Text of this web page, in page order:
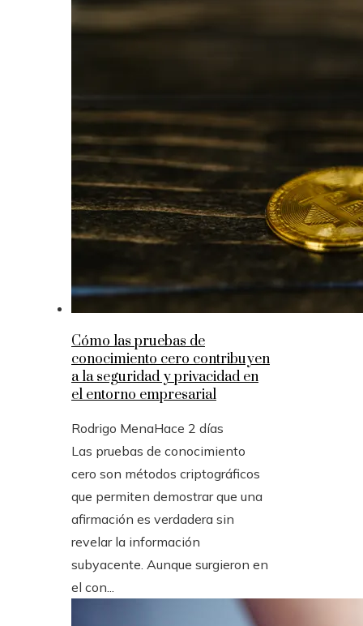
Cómo las pruebas de
conocimiento cero contribuyen
a la seguridad y privacidad en
el entorno empresarial
Rodrigo MenaHace 2 días
Las pruebas de conocimiento
cero son métodos criptográficos
que permiten demostrar que una
afirmación es verdadera sin
revelar la información
subyacente. Aunque surgieron en
el con...